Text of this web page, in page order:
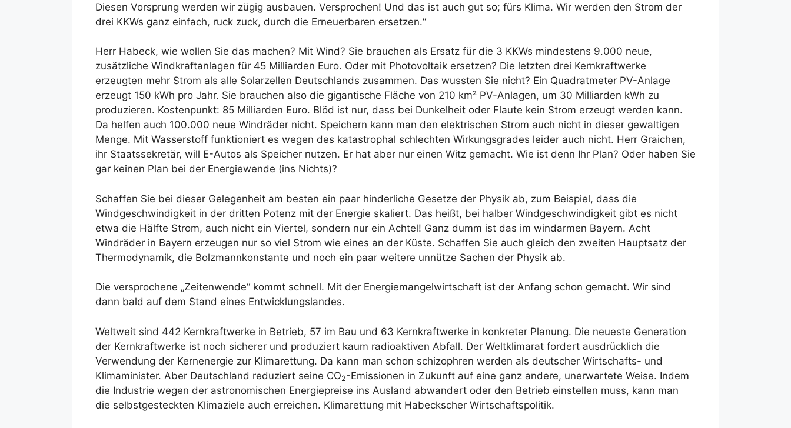
Diesen Vorsprung werden wir zügig ausbauen. Versprochen! Und das ist auch gut so; fürs Klima. Wir werden den Strom der
drei KKWs ganz einfach, ruck zuck, durch die Erneuerbaren ersetzen.“
Herr Habeck, wie wollen Sie das machen? Mit Wind? Sie brauchen als Ersatz für die 3 KKWs mindestens 9.000 neue,
zusätzliche Windkraftanlagen für 45 Milliarden Euro. Oder mit Photovoltaik ersetzen? Die letzten drei Kernkraftwerke
erzeugten mehr Strom als alle Solarzellen Deutschlands zusammen. Das wussten Sie nicht? Ein Quadratmeter PV-Anlage
erzeugt 150 kWh pro Jahr. Sie brauchen also die gigantische Fläche von 210 km² PV-Anlagen, um 30 Milliarden kWh zu
produzieren. Kostenpunkt: 85 Milliarden Euro. Blöd ist nur, dass bei Dunkelheit oder Flaute kein Strom erzeugt werden kann.
Da helfen auch 100.000 neue Windräder nicht. Speichern kann man den elektrischen Strom auch nicht in dieser gewaltigen
Menge. Mit Wasserstoff funktioniert es wegen des katastrophal schlechten Wirkungsgrades leider auch nicht. Herr Graichen,
ihr Staatssekretär, will E-Autos als Speicher nutzen. Er hat aber nur einen Witz gemacht. Wie ist denn Ihr Plan? Oder haben Sie
gar keinen Plan bei der Energiewende (ins Nichts)?
Schaffen Sie bei dieser Gelegenheit am besten ein paar hinderliche Gesetze der Physik ab, zum Beispiel, dass die
Windgeschwindigkeit in der dritten Potenz mit der Energie skaliert. Das heißt, bei halber Windgeschwindigkeit gibt es nicht
etwa die Hälfte Strom, auch nicht ein Viertel, sondern nur ein Achtel! Ganz dumm ist das im windarmen Bayern. Acht
Windräder in Bayern erzeugen nur so viel Strom wie eines an der Küste. Schaffen Sie auch gleich den zweiten Hauptsatz der
Thermodynamik, die Bolzmannkonstante und noch ein paar weitere unnütze Sachen der Physik ab.
Die versprochene „Zeitenwende“ kommt schnell. Mit der Energiemangelwirtschaft ist der Anfang schon gemacht. Wir sind
dann bald auf dem Stand eines Entwicklungslandes.
Weltweit sind 442 Kernkraftwerke in Betrieb, 57 im Bau und 63 Kernkraftwerke in konkreter Planung. Die neueste Generation
der Kernkraftwerke ist noch sicherer und produziert kaum radioaktiven Abfall. Der Weltklimarat fordert ausdrücklich die
Verwendung der Kernenergie zur Klimarettung. Da kann man schon schizophren werden als deutscher Wirtschafts- und
Klimaminister. Aber Deutschland reduziert seine CO2-Emissionen in Zukunft auf eine ganz andere, unerwartete Weise. Indem
die Industrie wegen der astronomischen Energiepreise ins Ausland abwandert oder den Betrieb einstellen muss, kann man
die selbstgesteckten Klimaziele auch erreichen. Klimarettung mit Habeckscher Wirtschaftspolitik.